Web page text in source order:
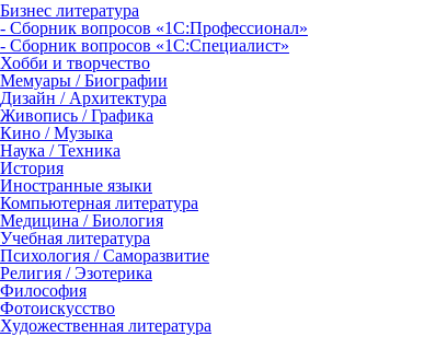
Бизнес литература
- Сборник вопросов «1С:Профессионал»
- Сборник вопросов «1С:Специалист»
Хобби и творчество
Мемуары / Биографии
Дизайн / Архитектура
Живопись / Графика
Кино / Музыка
Наука / Техника
История
Иностранные языки
Компьютерная литература
Медицина / Биология
Учебная литература
Психология / Саморазвитие
Религия / Эзотерика
Философия
Фотоискусство
Художественная литература